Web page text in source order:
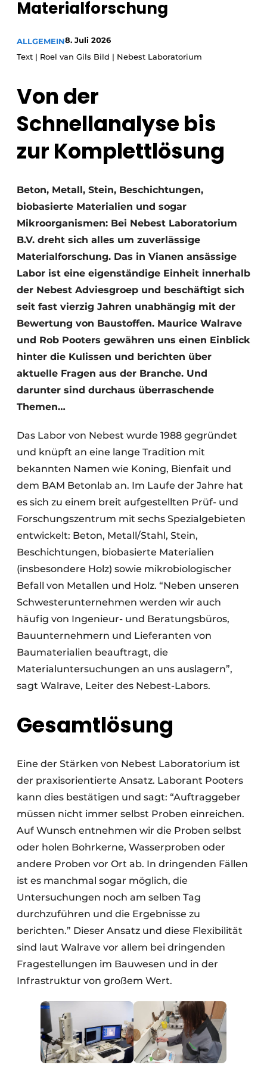
Datenschutz / Cookie-Erklärung
Ein Stellenangebot registrieren
Videos
Materialforschung
ALLGEMEIN8. Juli 2026
Text | Roel van Gils Bild | Nebest Laboratorium
Von der
Schnellanalyse bis
zur Komplettlösung
Beton, Metall, Stein, Beschichtungen,
biobasierte Materialien und sogar
Mikroorganismen: Bei Nebest Laboratorium
B.V. dreht sich alles um zuverlässige
Materialforschung. Das in Vianen ansässige
Labor ist eine eigenständige Einheit innerhalb
der Nebest Adviesgroep und beschäftigt sich
seit fast vierzig Jahren unabhängig mit der
Bewertung von Baustoffen. Maurice Walrave
und Rob Pooters gewähren uns einen Einblick
hinter die Kulissen und berichten über
aktuelle Fragen aus der Branche. Und
darunter sind durchaus überraschende
Themen…
Das Labor von Nebest wurde 1988 gegründet
und knüpft an eine lange Tradition mit
bekannten Namen wie Koning, Bienfait und
dem BAM Betonlab an. Im Laufe der Jahre hat
es sich zu einem breit aufgestellten Prüf- und
Forschungszentrum mit sechs Spezialgebieten
entwickelt: Beton, Metall/Stahl, Stein,
Beschichtungen, biobasierte Materialien
(insbesondere Holz) sowie mikrobiologischer
Befall von Metallen und Holz. “Neben unseren
Schwesterunternehmen werden wir auch
häufig von Ingenieur- und Beratungsbüros,
Bauunternehmern und Lieferanten von
Baumaterialien beauftragt, die
Materialuntersuchungen an uns auslagern”,
sagt Walrave, Leiter des Nebest-Labors.
Gesamtlösung
Eine der Stärken von Nebest Laboratorium ist
der praxisorientierte Ansatz. Laborant Pooters
kann dies bestätigen und sagt: “Auftraggeber
müssen nicht immer selbst Proben einreichen.
Auf Wunsch entnehmen wir die Proben selbst
oder holen Bohrkerne, Wasserproben oder
andere Proben vor Ort ab. In dringenden Fällen
ist es manchmal sogar möglich, die
Untersuchungen noch am selben Tag
durchzuführen und die Ergebnisse zu
berichten.” Dieser Ansatz und diese Flexibilität
sind laut Walrave vor allem bei dringenden
Fragestellungen im Bauwesen und in der
Infrastruktur von großem Wert.